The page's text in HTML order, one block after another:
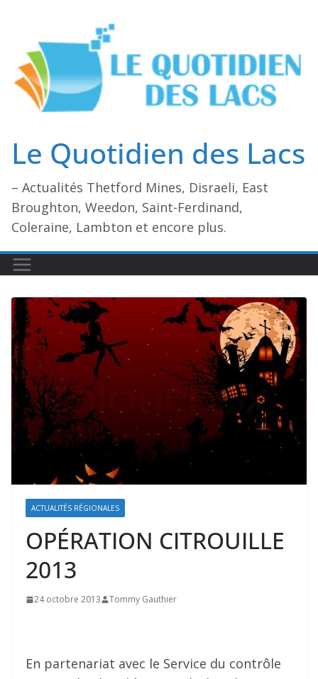
contenu
Le Quotidien des Lacs
– Actualités Thetford Mines, Disraeli, East
Broughton, Weedon, Saint-Ferdinand,
Coleraine, Lambton et encore plus.
ACTUALITÉS RÉGIONALES
OPÉRATION CITROUILLE
2013
24 octobre 2013 Tommy Gauthier
En partenariat avec le Service du contrôle